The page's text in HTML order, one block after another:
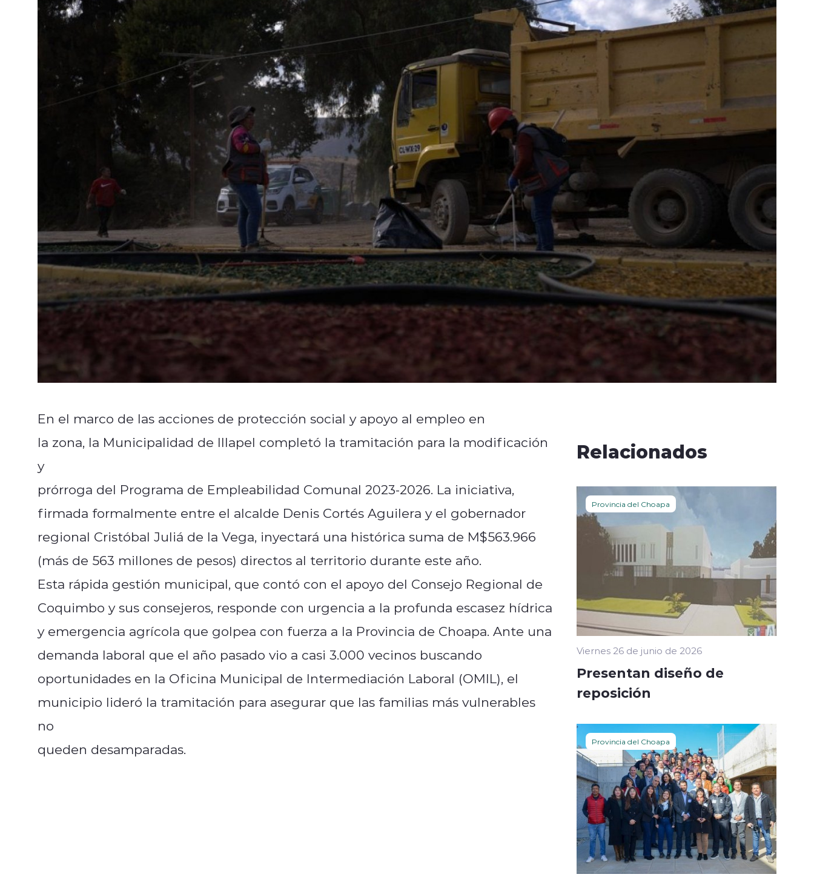
En el marco de las acciones de protección social y apoyo al empleo en
la zona, la Municipalidad de Illapel completó la tramitación para la modificación
y
prórroga del Programa de Empleabilidad Comunal 2023-2026. La iniciativa,
firmada formalmente entre el alcalde Denis Cortés Aguilera y el gobernador
regional Cristóbal Juliá de la Vega, inyectará una histórica suma de M$563.966
(más de 563 millones de pesos) directos al territorio durante este año.
Esta rápida gestión municipal, que contó con el apoyo del Consejo Regional de
Coquimbo y sus consejeros, responde con urgencia a la profunda escasez hídrica
y emergencia agrícola que golpea con fuerza a la Provincia de Choapa. Ante una
demanda laboral que el año pasado vio a casi 3.000 vecinos buscando
oportunidades en la Oficina Municipal de Intermediación Laboral (OMIL), el
municipio lideró la tramitación para asegurar que las familias más vulnerables
no
queden desamparadas.
Relacionados
Provincia del Choapa
Viernes 26 de junio de 2026
Presentan diseño de
reposición
Provincia del Choapa